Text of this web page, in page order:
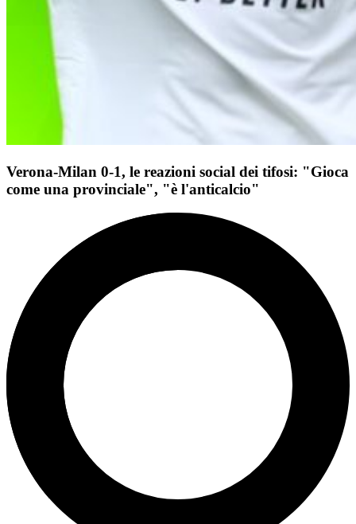
Verona-Milan 0-1, le reazioni social dei tifosi: "Gioca
come una provinciale", "è l'anticalcio"